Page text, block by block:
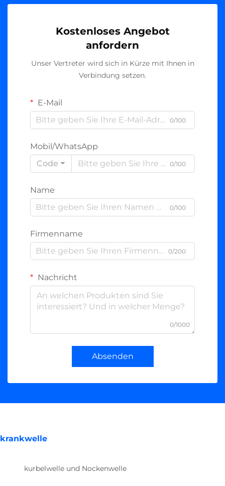
Kostenloses Angebot
anfordern
Unser Vertreter wird sich in Kürze mit Ihnen in
Verbindung setzen.
E-Mail
0/100
Mobil/WhatsApp
Code
0/100
Name
0/100
Firmenname
0/200
Nachricht
0/1000
Absenden
krankwelle
kurbelwelle und Nockenwelle